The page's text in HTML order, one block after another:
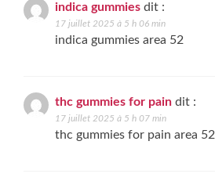
indica gummies dit :
17 juillet 2025 à 5 h 06 min
indica gummies area 52
thc gummies for pain dit :
17 juillet 2025 à 5 h 07 min
thc gummies for pain area 52